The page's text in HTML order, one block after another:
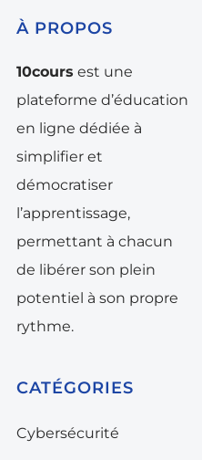
À PROPOS
10cours est une
plateforme d’éducation
en ligne dédiée à
simplifier et
démocratiser
l’apprentissage,
permettant à chacun
de libérer son plein
potentiel à son propre
rythme.
CATÉGORIES
Cybersécurité